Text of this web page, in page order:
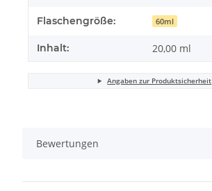
Flaschengröße: 60ml
Inhalt: 20,00 ml
Angaben zur Produktsicherheit
Bewertungen